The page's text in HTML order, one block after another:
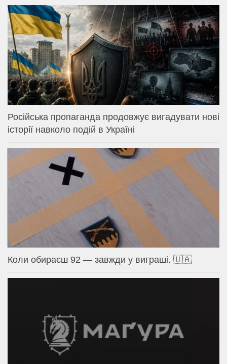
Російська пропаганда продовжує вигадувати нові
історії навколо подій в Україні
Коли обираєш 92 — завжди у виграші. 🇺🇦